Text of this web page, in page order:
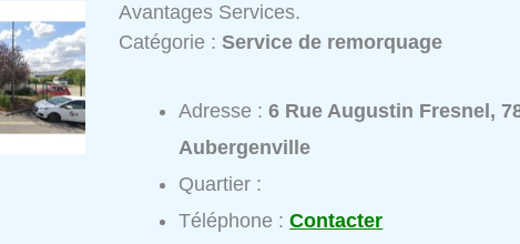
Avantages Services.
Catégorie :Service de remorquage
Adresse :6 Rue Augustin Fresnel,
Aubergenville
Quartier :
Téléphone :Contacter